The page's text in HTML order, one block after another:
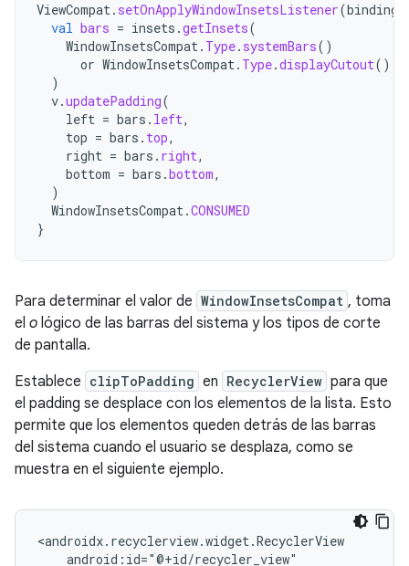
ViewCompat. setOnApplyWindowInsetsListener(binding
val bars = insets .getInsets(
WindowInsetsCompat. Type. systemBars()
or WindowInsetsCompat. Type.displayCutout()
)
v.updatePadding(
left = bars . left,
top = bars . top,
right = bars . right,
bottom = bars .bottom,
)
WindowInsetsCompat.CONSUMED
}
Para determinar el valor de WindowInsetsCompat , toma
el o lógico de las barras del sistema y los tipos de corte
de pantalla.
Establece clipToPadding en RecyclerView para que
el padding se desplace con los elementos de la lista. Esto
permite que los elementos queden detrás de las barras
del sistema cuando el usuario se desplaza, como se
muestra en el siguiente ejemplo.
<androidx.recyclerview.widget.RecyclerView
    android:id="@+id/recycler_view"